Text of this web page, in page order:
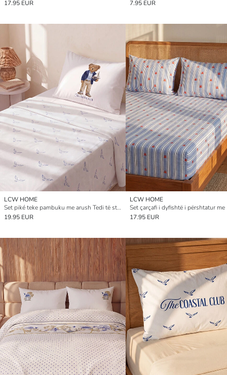
17.95 EUR 7.95 EUR
LCW HOME
Set piké teke pambuku me arush Tedi të stampuar
19.95 EUR
LCW HOME
Set çarçafi i dyfishtë i përshtatur me
17.95 EUR